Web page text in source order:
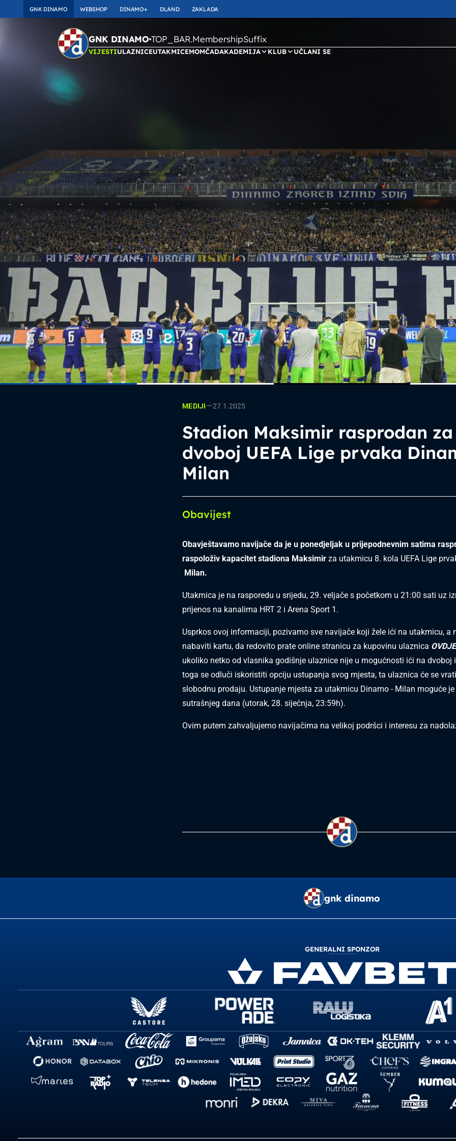
GNK DINAMO WEBSHOP DINAMO+ DLAND ZAKLADA
GNK DINAMO TOP_BAR.MembershipSuffix
VIJESTIULAZNICEUTAKMICEMOMČADAKADEMIJA KLUB UČLANI SE
MEDIJI—27.1.2025
Stadion Maksimir rasprodan za
dvoboj UEFA Lige prvaka
Milan
Obavijest
Obavještavamo navijače da je u ponedjeljak u prijepodnevnim satima
raspoloživ kapacitet stadiona Maksimir za utakmicu 8. kola UEFA Lige
Milan.
Utakmica je na rasporedu u srijedu, 29. veljače s početkom u 21:00 sati uz
prijenos na kanalima HRT 2 i Arena Sport 1.
Usprkos ovoj informaciji, pozivamo sve navijače koji žele ići na utakmicu, a
nabaviti kartu, da redovito prate online stranicu za kupovinu ulaznica
ukoliko netko od vlasnika godišnje ulaznice nije u mogućnosti ići na dvoboj
toga se odluči iskoristiti opciju ustupanja svog mjesta, ta ulaznica će se
slobodnu prodaju. Ustupanje mjesta za utakmicu Dinamo - Milan moguće
sutrašnjeg dana (utorak, 28. siječnja, 23:59h).
Ovim putem zahvaljujemo navijačima na velikoj podršci i interesu za
gnk dinamo
GENERALNI SPONZOR